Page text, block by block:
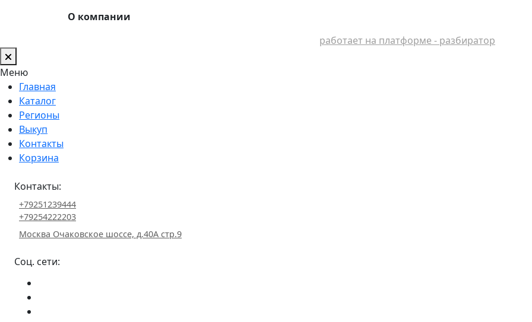
О компании
работает на платформе - разбиратор
Меню
Главная
Каталог
Регионы
Выкуп
Контакты
Корзина
Контакты:
+79251239444
+79254222203
Москва Очаковское шоссе, д.40А стр.9
Соц. сети: